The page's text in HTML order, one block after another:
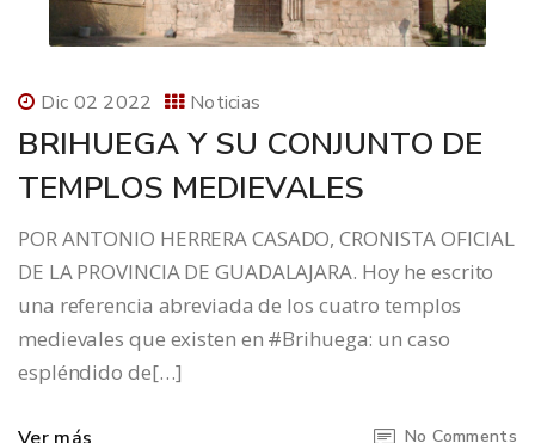
Dic 02 2022 Noticias
BRIHUEGA Y SU CONJUNTO DE
TEMPLOS MEDIEVALES
POR ANTONIO HERRERA CASADO, CRONISTA OFICIAL
DE LA PROVINCIA DE GUADALAJARA. Hoy he escrito
una referencia abreviada de los cuatro templos
medievales que existen en #Brihuega: un caso
espléndido de[…]
No Comments